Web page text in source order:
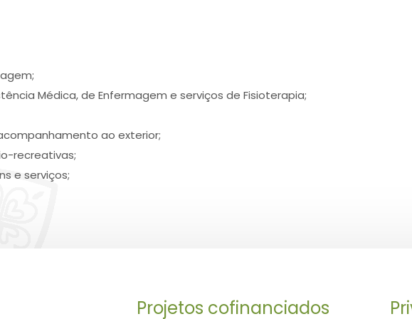
Médica, de Enfermagem e serviços de Fisioterapia;
ao exterior;
recreativas;
e serviços;
Projetos cofinanciados